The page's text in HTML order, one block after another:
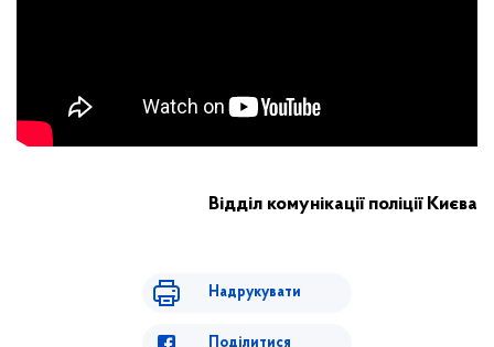
Відділ комунікації поліції Києва
Надрукувати
Поділитися